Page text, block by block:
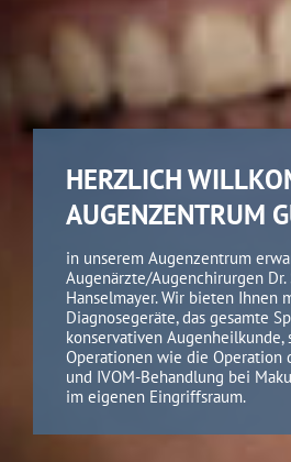
HERZLICH
AUGENZENTRUM
in unserem Augenzentrum
Augenärzte/Augenchirurgen Dr.
Hanselmayer. Wir bieten Ihnen
Diagnosegeräte, das gesamte
konservativen Augenheilkunde,
Operationen wie die Operation
und IVOM-Behandlung bei
im eigenen Eingriffsraum.